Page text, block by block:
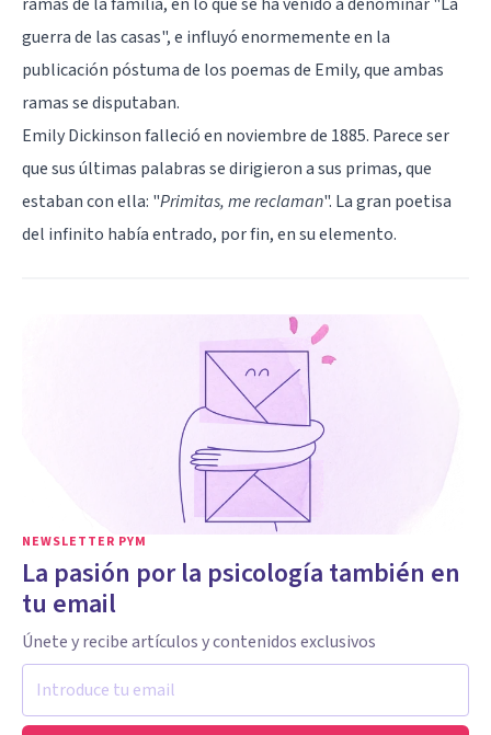
guerra de las casas", e influyó enormemente en la
publicación póstuma de los poemas de Emily, que ambas
ramas se disputaban.
Emily Dickinson falleció en noviembre de 1885. Parece ser
que sus últimas palabras se dirigieron a sus primas, que
estaban con ella: "Primitas, me reclaman". La gran poetisa
del infinito había entrado, por fin, en su elemento.
NEWSLETTER PYM
La pasión por la psicología también en
tu email
Únete y recibe artículos y contenidos exclusivos